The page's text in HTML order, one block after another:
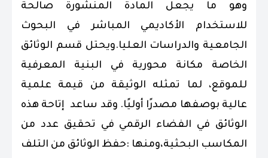
وهو ما يجعل المادة المنشورة صالحة
للاستخدام الأكاديمي المباشر في البحوث
الجامعية والدراسات العليا.ويحتل قسم الوثائق
الخاصة مكانة محورية في البنية المعرفية
للموقع، لما تمثله الوثيقة من قيمة علمية
عالية بوصفها مصدرًا أوليًا. وقد ساعد إتاحة هذه
الوثائق في الفضاء الرقمي في تحقيق عدد من
المكاسب البحثية،ومنها :حفظ الوثائق من التلف